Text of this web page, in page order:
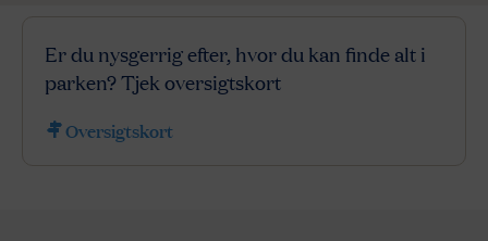
Er du nysgerrig efter, hvor du kan finde alt i
parken? Tjek oversigtskort
Oversigtskort